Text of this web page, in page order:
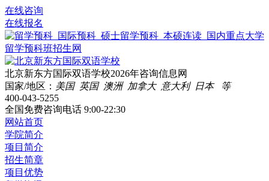
在线咨询
在线报名
北京新东方国际双语学校2026年咨询信息网
国家/地区： 美国 英国 澳洲 加拿大 意大利 日本 等
400-043-5255
全国免费咨询电话 9:00-22:30
网站首页
学院简介
项目简介
招生简章
项目优势